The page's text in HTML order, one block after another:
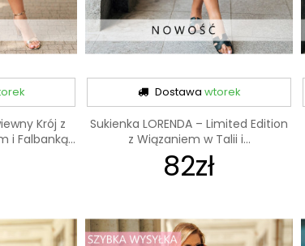
Krój z
i Falbanką...
Dostawa wtorek
Sukienka LORENDA – Limited Edition
z Wiązaniem w Talii i...
82zł